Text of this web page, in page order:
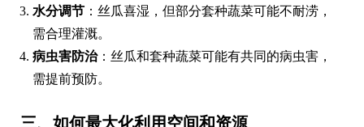
水分调节 ：丝瓜喜湿，但部分套种蔬菜可能不耐涝，
需合理灌溉。
病虫害防治：丝瓜和套种蔬菜可能有共同的病虫害，
需提前预防。
三、如何最大化利用空间和资源